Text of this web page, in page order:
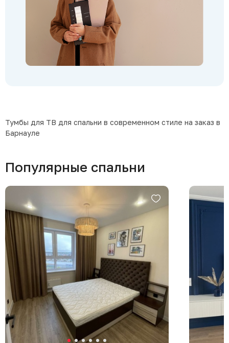
Тумбы для ТВ для спальни в современном стиле на заказ в
Барнауле
Популярные спальни